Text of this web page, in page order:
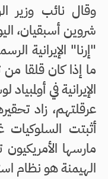
وقال نائب وزير
شروين أسبقيان،
"إرنا" الإيرانية
ما إذا كان قلقا من
الإيرانية في
عرقلتهم، زاد
أثبتت السلوكيات
مارسها
الهيمنة هو نظام